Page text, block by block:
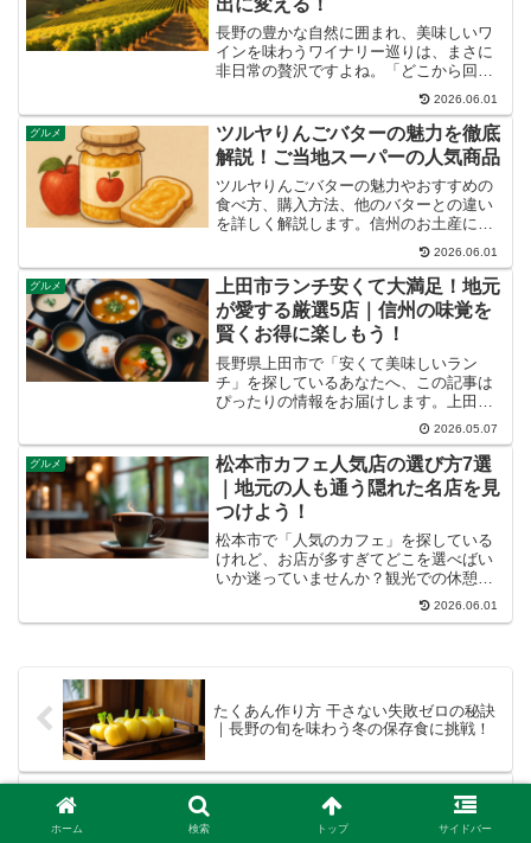
長野の豊かな自然に囲まれ、美味しいワ
インを味わうワイナリー巡りは、まさに
非日常の贅沢ですよね。「どこから回れ
ばいいの？」「どんなワインがある
の？」そんな疑問を持つあなたのため
に、この記事では長野ワイナリー巡りの
全貌を徹底解説します。この記事...
2026.06.01
グルメ
ツルヤりんごバターの魅力を徹底
解説！ご当地スーパーの人気商品
ツルヤりんごバターの魅力やおすすめの
食べ方、購入方法、他のバターとの違い
を詳しく解説します。信州のお土産にも
2026.06.01
グルメ
上田市ランチ安くて大満足！地元
が愛する厳選5店｜信州の味覚を
賢くお得に楽しもう！
長野県上田市で「安くて美味しいラン
チ」を探しているあなたへ、この記事は
ぴったりの情報をお届けします。上田の
地で長年愛されてきたお店や、地元の食
材を活かしたコスパ最強のランチスポッ
トを厳選してご紹介。この記事を読め
ば、予算内で心もお腹も満たさ...
2026.05.07
グルメ
松本市カフェ人気店の選び方7選
｜地元の人も通う隠れた名店を見
つけよう！
松本市で「人気のカフェ」を探している
けれど、お店が多すぎてどこを選べばい
いか迷っていませんか？観光での休憩や
日常のひとときを、もっと特別なものに
したいという気持ち、よく分かります。
2026.06.01
たくあん作り方 干さない失敗ゼロの秘訣
｜長野の旬を味わう冬の保存食に挑戦！
長野の暮らしに馴染む実践術7選｜地元流
の食と地域交流を楽しもう！
ホーム 検索 トップ サイドバー